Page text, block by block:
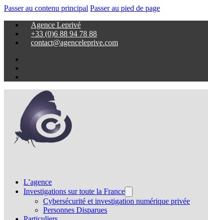
Passer au contenu principal Passer au pied de page
Agence Leprivé
+33 (0)6 88 94 78 88
contact@agenceleprive.com
L’agence
Investigations sur toute la France
Cybersécurité et investigation numérique privée
Personnes Disparues